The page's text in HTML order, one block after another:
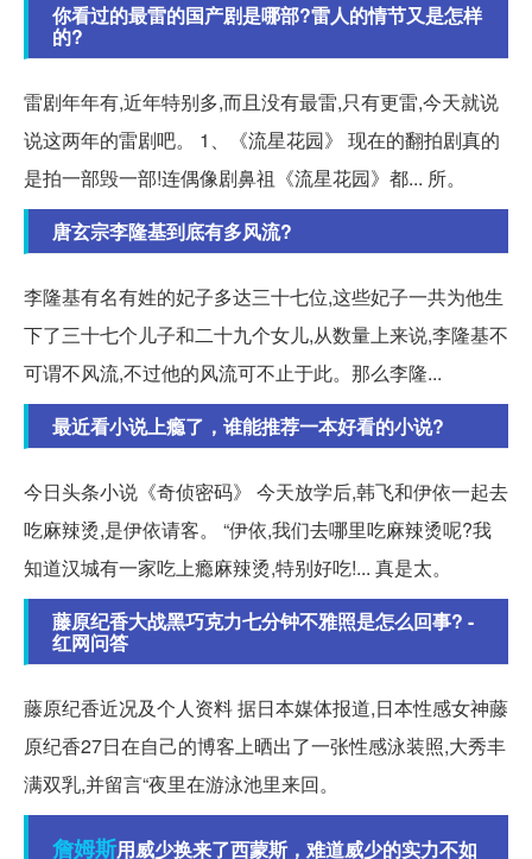
你看过的最雷的国产剧是哪部?雷人的情节又是怎样
的?
雷剧年年有,近年特别多,而且没有最雷,只有更雷,今天就说
说这两年的雷剧吧。 1、《流星花园》 现在的翻拍剧真的
是拍一部毁一部!连偶像剧鼻祖《流星花园》都... 所。
唐玄宗李隆基到底有多风流?
李隆基有名有姓的妃子多达三十七位,这些妃子一共为他生
下了三十七个儿子和二十九个女儿,从数量上来说,李隆基不
可谓不风流,不过他的风流可不止于此。那么李隆...
最近看小说上瘾了，谁能推荐一本好看的小说?
今日头条小说《奇侦密码》 今天放学后,韩飞和伊依一起去
吃麻辣烫,是伊依请客。 “伊依,我们去哪里吃麻辣烫呢?我
知道汉城有一家吃上瘾麻辣烫,特别好吃!... 真是太。
藤原纪香大战黑巧克力七分钟不雅照是怎么回事? -
红网问答
藤原纪香近况及个人资料 据日本媒体报道,日本性感女神藤
原纪香27日在自己的博客上晒出了一张性感泳装照,大秀丰
满双乳,并留言“夜里在游泳池里来回。
詹姆斯用威少换来了西蒙斯，难道威少的实力不如